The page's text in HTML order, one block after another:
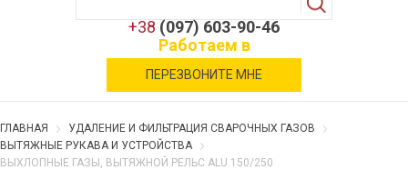
+38 (097) 603-90-46
Работаем в
военное время
ПЕРЕЗВОНИТЕ МНЕ
ГЛАВНАЯ
УДАЛЕНИЕ И ФИЛЬТРАЦИЯ СВАРОЧНЫХ ГАЗОВ
ВЫТЯЖНЫЕ РУКАВА И УСТРОЙСТВА
ВЫХЛОПНЫЕ ГАЗЫ, ВЫТЯЖНОЙ РЕЛЬС ALU 150/250